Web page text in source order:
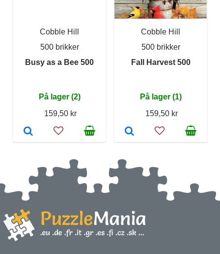
Cobble Hill
500 brikker
Busy as a Bee 500
På lager (2)
159,50 kr
Cobble Hill
500 brikker
Fall Harvest 500
På lager (1)
159,50 kr